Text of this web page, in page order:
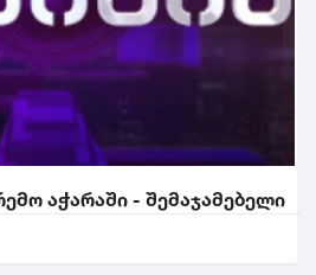
აჭარაში - შემაჯამებელი